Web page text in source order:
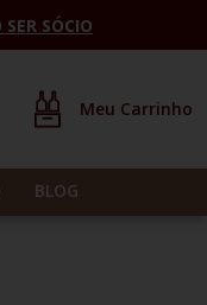
SER SÓCIO
BLOG